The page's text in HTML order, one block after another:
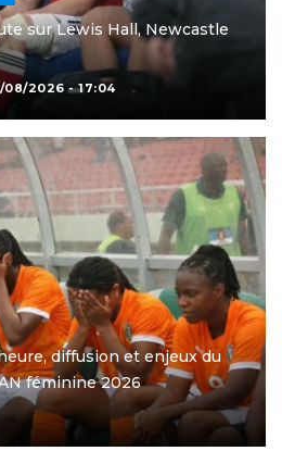
sur Lewis Hall, Newcastle
08/2026 - 17:04
diffusion et enjeux du
féminine 2026